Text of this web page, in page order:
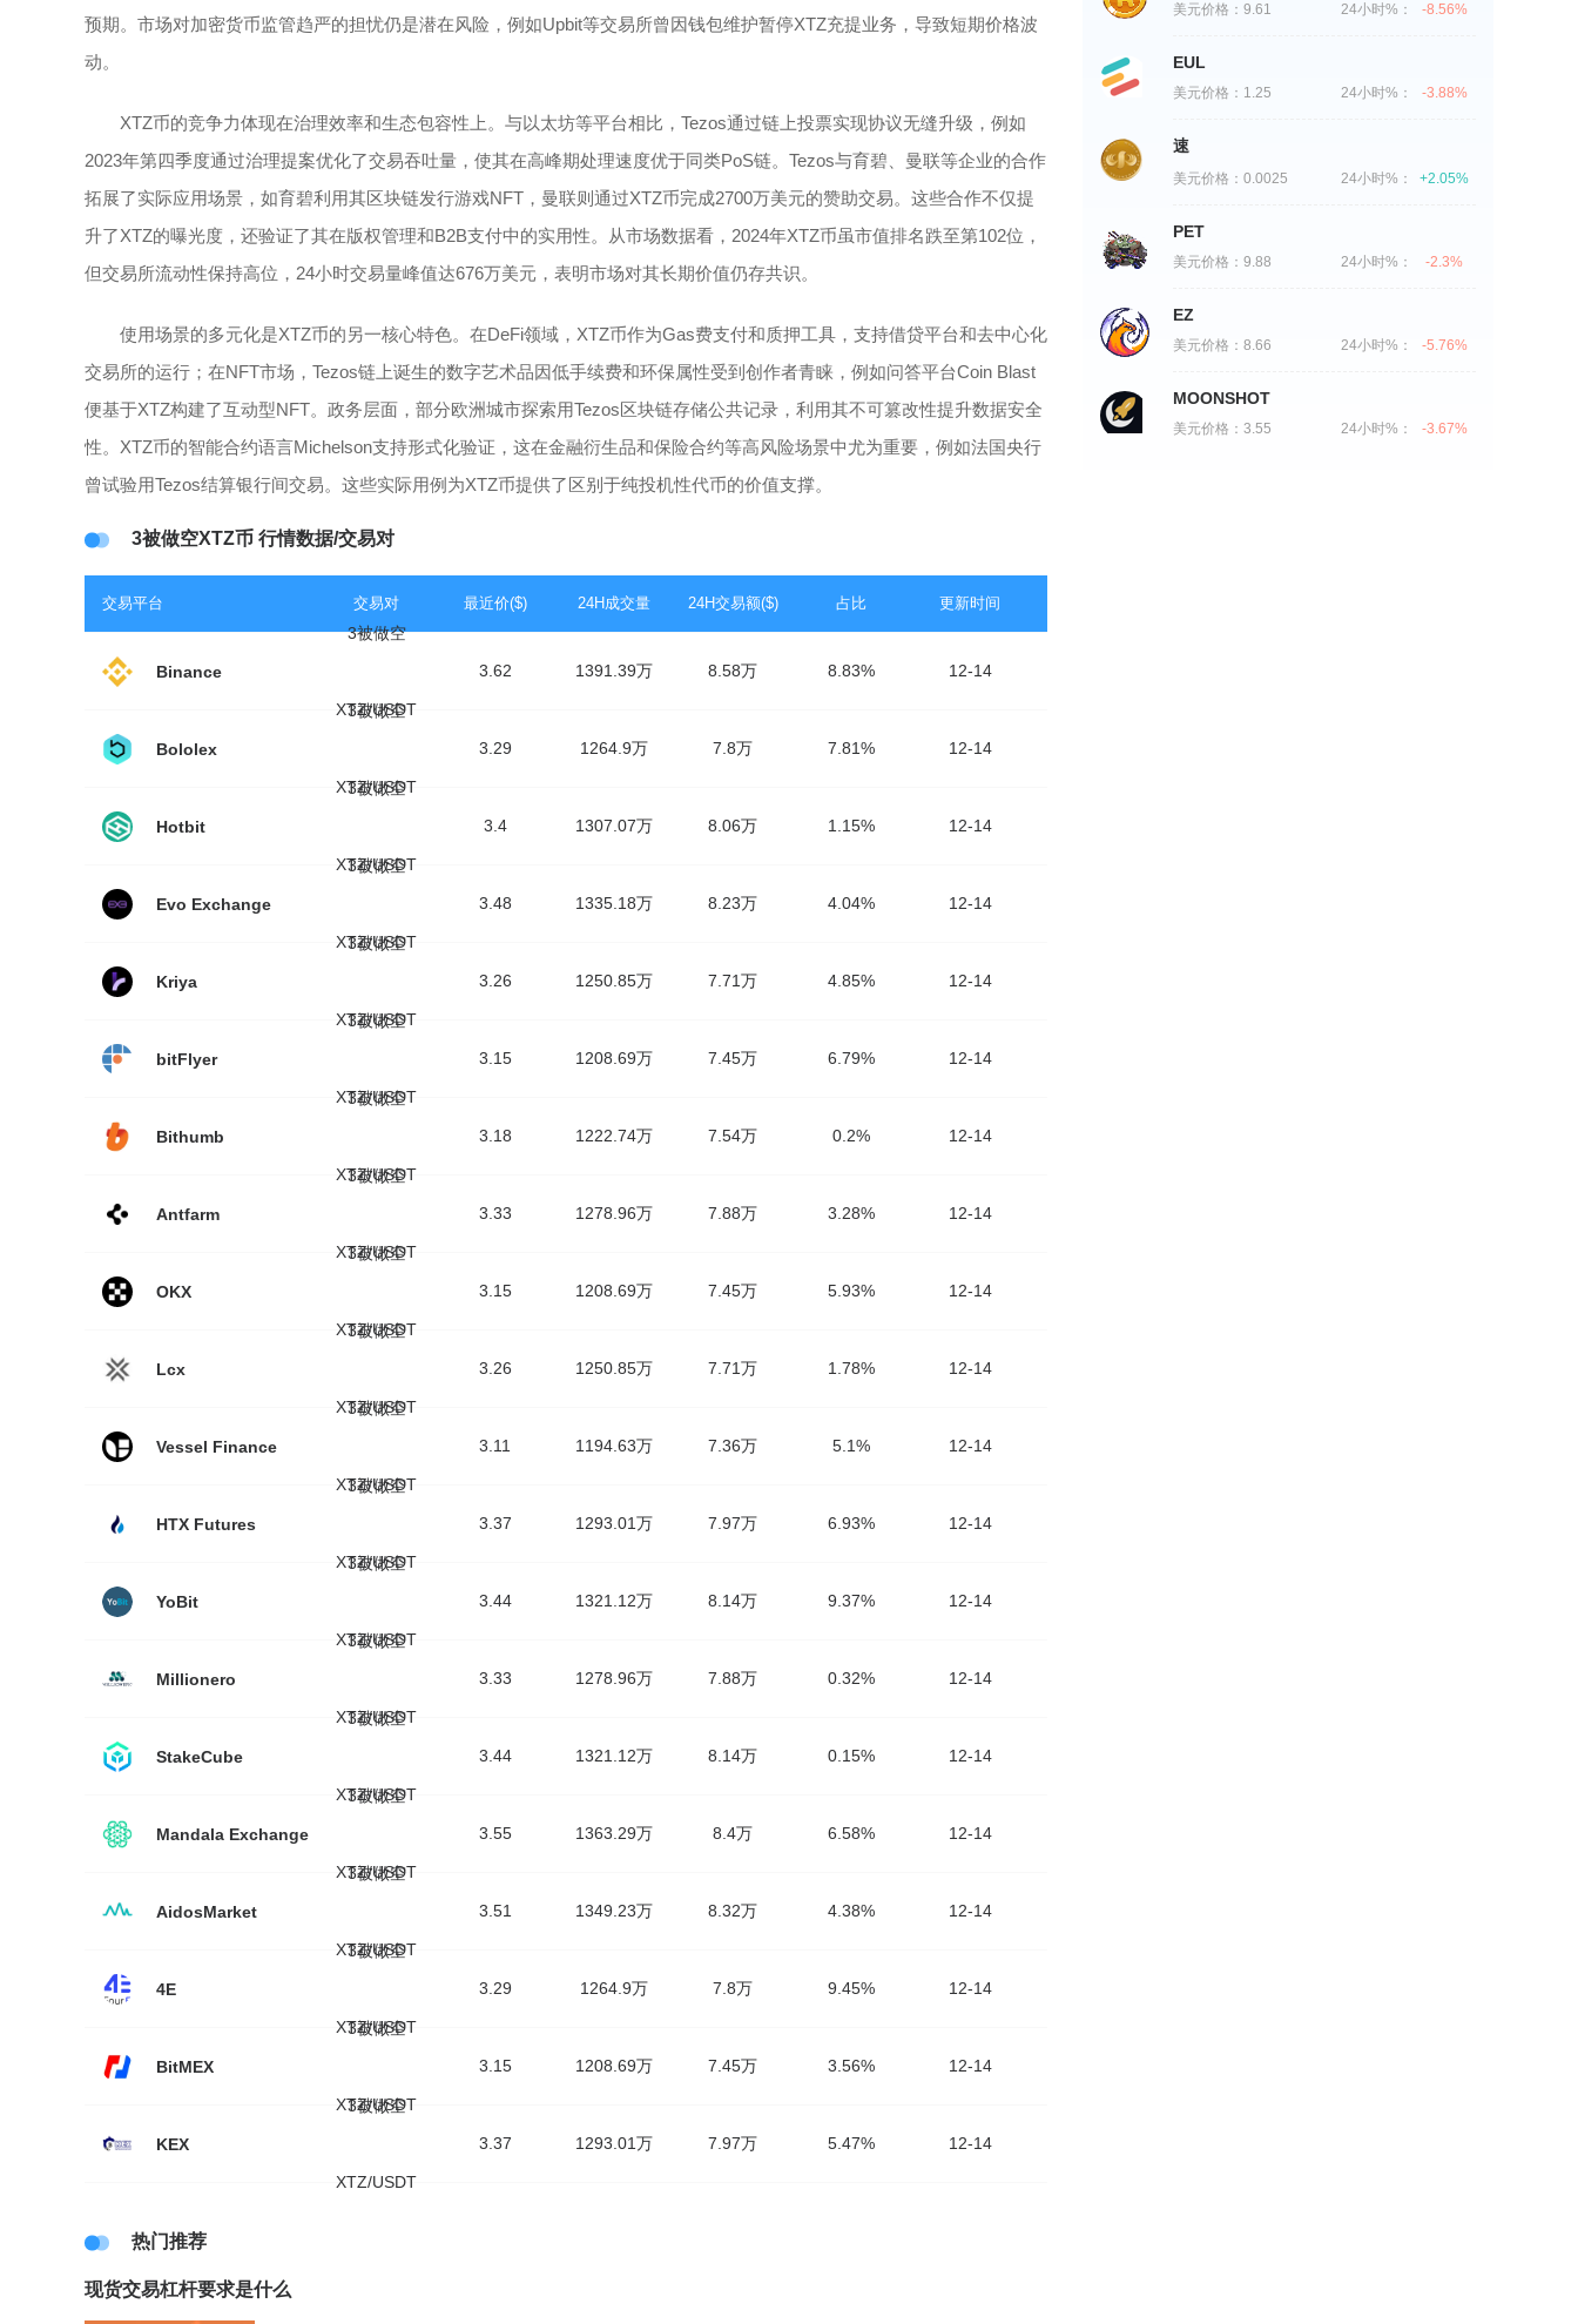
预期。市场对加密货币监管趋严的担忧仍是潜在风险，例如Upbit等交易所曾因钱包维护暂停XTZ充提业务，导致短期价格波
动。
XTZ币的竞争力体现在治理效率和生态包容性上。与以太坊等平台相比，Tezos通过链上投票实现协议无缝升级，例如
2023年第四季度通过治理提案优化了交易吞吐量，使其在高峰期处理速度优于同类PoS链。Tezos与育碧、曼联等企业的合作
拓展了实际应用场景，如育碧利用其区块链发行游戏NFT，曼联则通过XTZ币完成2700万美元的赞助交易。这些合作不仅提
升了XTZ的曝光度，还验证了其在版权管理和B2B支付中的实用性。从市场数据看，2024年XTZ币虽市值排名跌至第102位，
但交易所流动性保持高位，24小时交易量峰值达676万美元，表明市场对其长期价值仍存共识。
使用场景的多元化是XTZ币的另一核心特色。在DeFi领域，XTZ币作为Gas费支付和质押工具，支持借贷平台和去中心化
交易所的运行；在NFT市场，Tezos链上诞生的数字艺术品因低手续费和环保属性受到创作者青睐，例如问答平台Coin Blast
便基于XTZ构建了互动型NFT。政务层面，部分欧洲城市探索用Tezos区块链存储公共记录，利用其不可篡改性提升数据安全
性。XTZ币的智能合约语言Michelson支持形式化验证，这在金融衍生品和保险合约等高风险场景中尤为重要，例如法国央行
曾试验用Tezos结算银行间交易。这些实际用例为XTZ币提供了区别于纯投机性代币的价值支撑。
3被做空XTZ币 行情数据/交易对
交易平台 交易对 最近价($) 24H成交量 24H交易额($) 占比 更新时间
Binance
3被做空
XTZ/USDT
3.62 1391.39万 8.58万 8.83% 12-14
Bololex
3被做空
XTZ/USDT
3.29 1264.9万 7.8万 7.81% 12-14
Hotbit
3被做空
XTZ/USDT
3.4 1307.07万 8.06万 1.15% 12-14
Evo Exchange
3被做空
XTZ/USDT
3.48 1335.18万 8.23万 4.04% 12-14
Kriya
3被做空
XTZ/USDT
3.26 1250.85万 7.71万 4.85% 12-14
bitFlyer
3被做空
XTZ/USDT
3.15 1208.69万 7.45万 6.79% 12-14
Bithumb
3被做空
XTZ/USDT
3.18 1222.74万 7.54万 0.2% 12-14
Antfarm
3被做空
XTZ/USDT
3.33 1278.96万 7.88万 3.28% 12-14
OKX
3被做空
XTZ/USDT
3.15 1208.69万 7.45万 5.93% 12-14
Lcx
3被做空
XTZ/USDT
3.26 1250.85万 7.71万 1.78% 12-14
Vessel Finance
3被做空
XTZ/USDT
3.11 1194.63万 7.36万 5.1% 12-14
HTX Futures
3被做空
XTZ/USDT
3.37 1293.01万 7.97万 6.93% 12-14
YoBit
3被做空
XTZ/USDT
3.44 1321.12万 8.14万 9.37% 12-14
Millionero
3被做空
XTZ/USDT
3.33 1278.96万 7.88万 0.32% 12-14
StakeCube
3被做空
XTZ/USDT
3.44 1321.12万 8.14万 0.15% 12-14
Mandala Exchange
3被做空
XTZ/USDT
3.55 1363.29万 8.4万 6.58% 12-14
AidosMarket
3被做空
XTZ/USDT
3.51 1349.23万 8.32万 4.38% 12-14
4E
3被做空
XTZ/USDT
3.29 1264.9万 7.8万 9.45% 12-14
BitMEX
3被做空
XTZ/USDT
3.15 1208.69万 7.45万 3.56% 12-14
KEX
3被做空
XTZ/USDT
3.37 1293.01万 7.97万 5.47% 12-14
热门推荐
现货交易杠杆要求是什么
美元价格： 9.61 24小时%： -8.56%
EUL
美元价格： 1.25 24小时%： -3.88%
速
美元价格： 0.0025 24小时%： +2.05%
PET
美元价格： 9.88 24小时%： -2.3%
EZ
美元价格： 8.66 24小时%： -5.76%
MOONSHOT
美元价格： 3.55 24小时%： -3.67%